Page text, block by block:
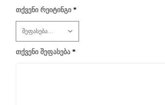
თქვენი რეიტინგი *
თქვენი შეფასება *